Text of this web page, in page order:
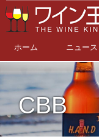
ホーム ニュース
CBB